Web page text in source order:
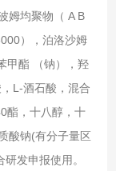
姆均聚物（ A B
），泊洛沙姆
甲酯 （钠），羟
L-酒石酸，混合
酯，十八醇，十
酸钠(有分子量区
发申报使用。